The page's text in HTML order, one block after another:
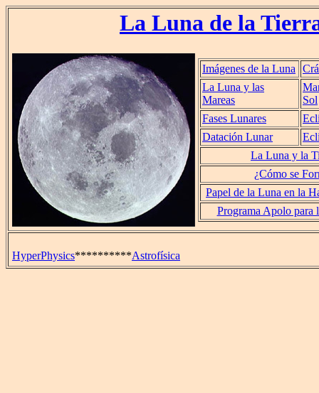
La Luna de la
Imágenes de la Luna
La Luna y las
Mareas
Sol
Fases Lunares
Datación Lunar
La Luna y la
¿Cómo se
Papel de la Luna en la
Programa Apolo para
HyperPhysics**********Astrofísica